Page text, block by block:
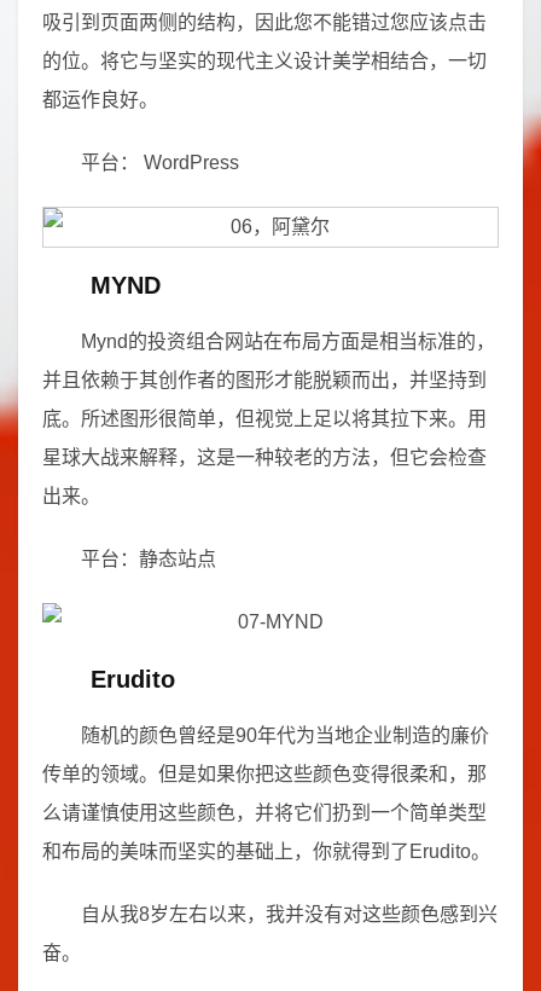
吸引到页面两侧的结构，因此您不能错过您应该点击
的位。将它与坚实的现代主义设计美学相结合，一切
都运作良好。
平台： WordPress
MYND
Mynd的投资组合网站在布局方面是相当标准的，
并且依赖于其创作者的图形才能脱颖而出，并坚持到
底。所述图形很简单，但视觉上足以将其拉下来。用
星球大战来解释，这是一种较老的方法，但它会检查
出来。
平台：静态站点
Erudito
随机的颜色曾经是90年代为当地企业制造的廉价
传单的领域。但是如果你把这些颜色变得很柔和，那
么请谨慎使用这些颜色，并将它们扔到一个简单类型
和布局的美味而坚实的基础上，你就得到了Erudito。
自从我8岁左右以来，我并没有对这些颜色感到兴
奋。